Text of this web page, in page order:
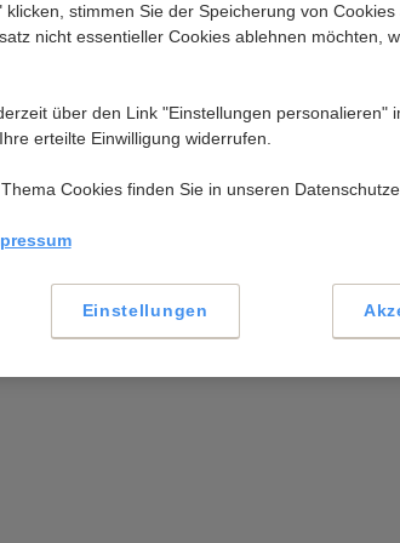
bitte an unter
06026 97 345 550 Wir helfen Ihnen gern
stimmen Sie der Speicherung von Cookies
nicht essentieller Cookies ablehnen möchten,
über den Link "Einstellungen personalieren"
erteilte Einwilligung widerrufen.
Cookies finden Sie in unseren
Einstellungen